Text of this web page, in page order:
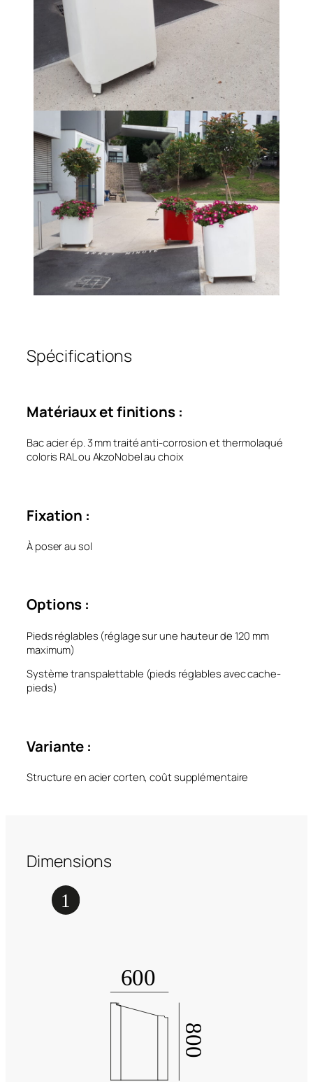
Spécifications
Matériaux et finitions :
Bac acier ép. 3 mm traité anti-corrosion et thermolaqué
coloris RAL ou AkzoNobel au choix
Fixation :
À poser au sol
Options :
Pieds réglables (réglage sur une hauteur de 120 mm
maximum)
Système transpalettable (pieds réglables avec cache-
pieds)
Variante :
Structure en acier corten, coût supplémentaire
Dimensions